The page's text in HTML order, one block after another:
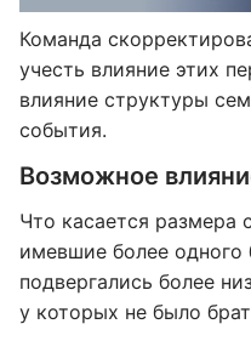
Команда
учесть влияние этих
влияние структуры
события.
Возможное
Что касается
имевшие более одного
подвергались более
у которых не было